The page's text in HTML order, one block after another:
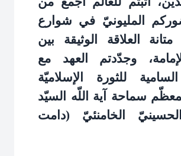
المليونيّ في شوارع
متانة العلاقة الوثيقة بين
وجدّدتم العهد مع
للثورة الإسلاميّة
سماحة آية اللّه السيّد
الخامنئيّ (دامت